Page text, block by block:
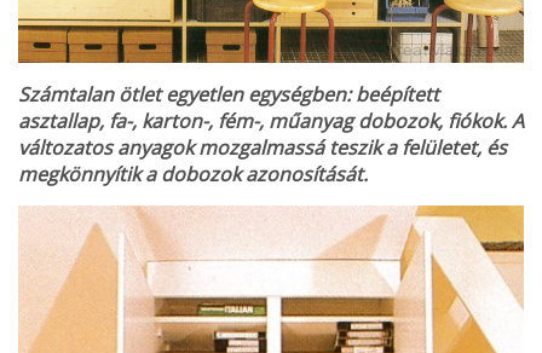
Számtalan ötlet egyetlen egységben: beépített
asztallap, fa-, karton-, fém-, műanyag dobozok, fiókok. A
változatos anyagok mozgalmassá teszik a felületet, és
megkönnyítik a dobozok azonosítását.